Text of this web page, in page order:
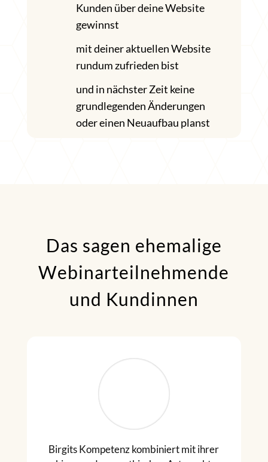
Kunden über deine Website
gewinnst
mit deiner aktuellen Website
rundum zufrieden bist
und in nächster Zeit keine
grundlegenden Änderungen
oder einen Neuaufbau planst
Das sagen ehemalige
Webinarteilnehmende
und Kundinnen
Birgits Kompetenz kombiniert mit ihrer